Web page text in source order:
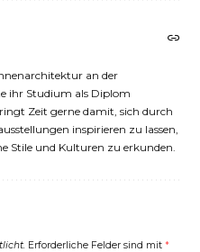
an der
ihr Studium als Diplom
Zeit gerne damit, sich durch
inspirieren zu lassen,
Stile und Kulturen zu erkunden.
Erforderliche Felder sind mit *